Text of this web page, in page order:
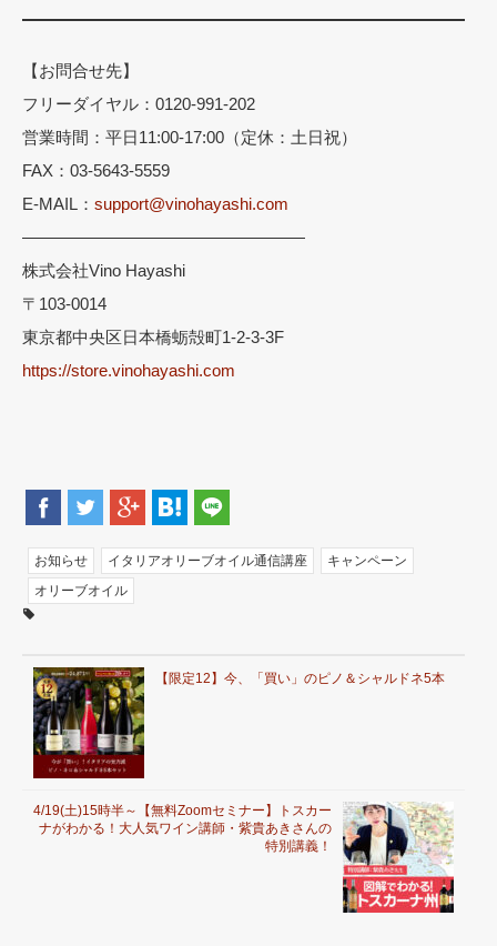
【お問合せ先】
フリーダイヤル：0120-991-202
営業時間：平日11:00-17:00（定休：土日祝）
FAX：03-5643-5559
E-MAIL： support@vinohayashi.com
―――――――――――――――――
株式会社Vino Hayashi
〒103-0014
東京都中央区日本橋蛎殻町1-2-3-3F
https://store.vinohayashi.com
お知らせ イタリアオリーブオイル通信講座
キャンペーン
オリーブオイル
【限定12】今、「買い」のピノ＆シャルドネ5本
4/19(土)15時半～【無料Zoomセミナー】トスカー
ナがわかる！大人気ワイン講師・紫貴あきさんの
特別講義！